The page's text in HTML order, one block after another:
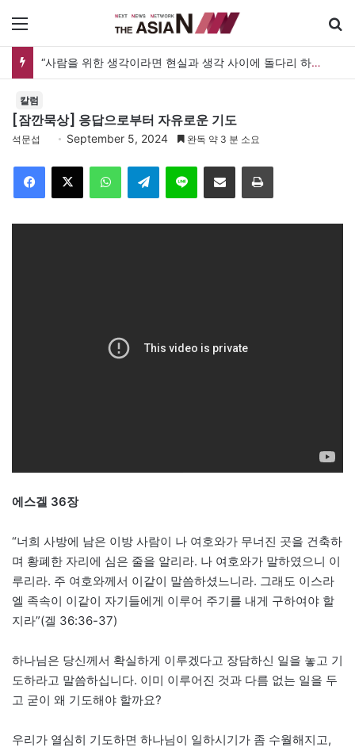
“사람을 위한 생각이라면 현실과 생각 사이에 돌다리 하나는 놓아야 하지 않을까”
칼럼
[잠깐묵상] 응답으로부터 자유로운 기도
석문섭 September 5, 2024 완독 약 3 분 소요
Telegram 이메일
에스겔 36장
“너희 사방에 남은 이방 사람이 나 여호와가 무너진 곳을 건축하
며 황폐한 자리에 심은 줄을 알리라. 나 여호와가 말하였으니 이
루리라. 주 여호와께서 이같이 말씀하셨느니라. 그래도 이스라
엘 족속이 이같이 자기들에게 이루어 주기를 내게 구하여야 할
지라”(겔 36:36-37)
하나님은 당신께서 확실하게 이루겠다고 장담하신 일을 놓고 기
도하라고 말씀하십니다. 이미 이루어진 것과 다름 없는 일을 두
고 굳이 왜 기도해야 할까요?
우리가 열심히 기도하면 하나님이 일하시기가 좀 수월해지고,